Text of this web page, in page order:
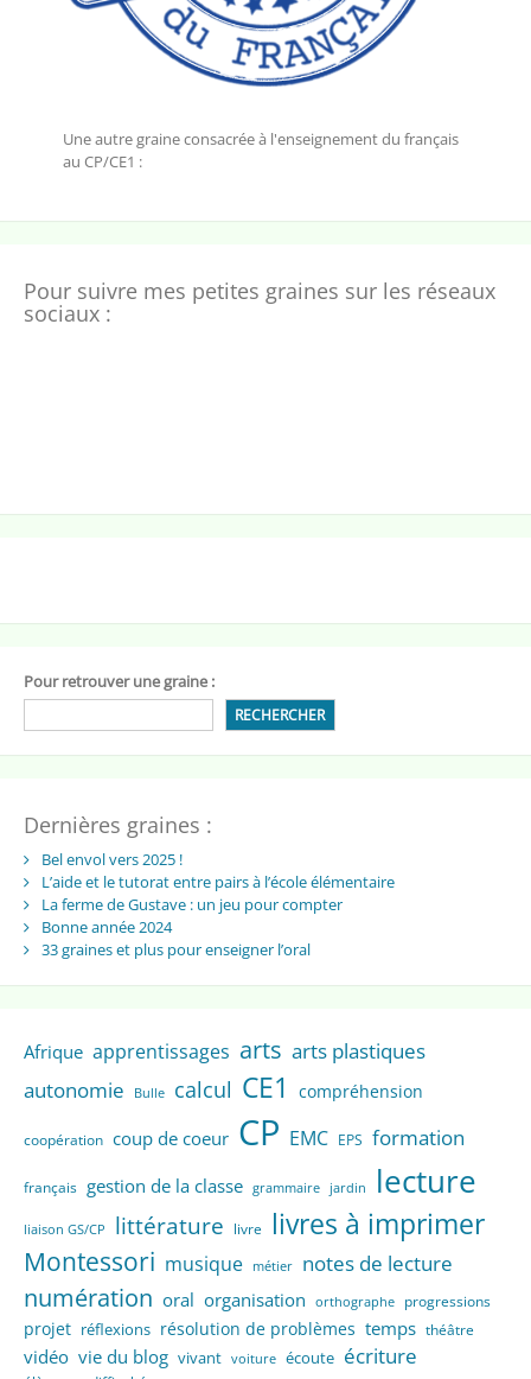
Une autre graine consacrée à l'enseignement du français
au CP/CE1 :
Pour suivre mes petites graines sur les réseaux
sociaux :
Pour retrouver une graine :
RECHERCHER
Dernières graines :
Bel envol vers 2025 !
L’aide et le tutorat entre pairs à l’école élémentaire
La ferme de Gustave : un jeu pour compter
Bonne année 2024
33 graines et plus pour enseigner l’oral
Afrique apprentissages arts arts plastiques
autonomie
Bulle calcul CE1 compréhension
coopération coup de coeur CP EMC EPS formation
français gestion de la classe grammaire jardin lecture
liaison GS/CP littérature livre livres à imprimer
Montessori musique métier notes de lecture
numération oral organisation orthographe progressions
projet réflexions résolution de problèmes temps théâtre
vidéo vie du blog vivant voiture écoute écriture